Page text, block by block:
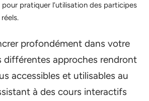
pratiquer l’utilisation des participes
profondément dans votre
différentes approches rendront
accessibles et utilisables au
à des cours interactifs